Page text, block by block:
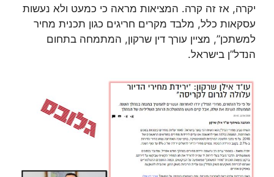
יקרה, אז זה קרה. המציאות מראה כי כמעט ולא נעשות
עסקאות כלל, מלבד מקרים חריגים כגון תכנית מחיר
למשתכן”, מציין עורך דין שרקון, המתמחה בתחום
הנדל”ן בישראל.